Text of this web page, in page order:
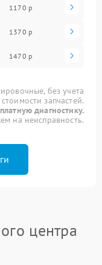
1170 р
1370 р
1470 р
без учета
стоимости запчастей.
диагностику.
на неисправность.
центра